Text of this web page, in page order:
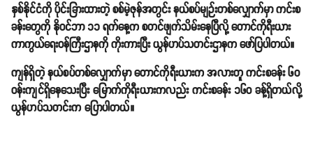
နှစ်နိုင်ငံကို ပိုင်းခြားထားတဲ့ စစ်မဲ့ဇုန်အတွင်း နယ်စပ်မျဉ်းတစ်လျှောက်မှာ ကင်းစ
ခန်းတွေကို နိုဝင်ဘာ ၁၁ ရက်နေ့က စတင်ဖျက်သိမ်းနေပြီလို့ တောင်ကိုရီးယား
ကာကွယ်ရေးဝန်ကြီးဌာနကို ကိုးကားပြီး ယွန်ဟပ်သတင်းဌာနက ဖော်ပြပါတယ်။
ကျန်ရှိတဲ့ နယ်စပ်တစ်လျှောက်မှာ တောင်ကိုရီးယားက အလားတူ ကင်းစခန်း ၆၀
ဝန်းကျင်ရှိနေသေးပြီး မြောက်ကိုရီးယားကလည်း ကင်းစခန်း ၁၆၀ ခန့်ရှိတယ်လို့
ယွန်ဟပ်သတင်းက ပြောပါတယ်။